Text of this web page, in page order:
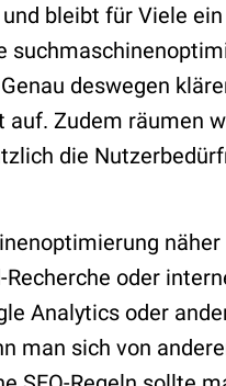
bleibt für Viele ein
deswegen
auf. Zudem räumen
die
näher
oder
Analytics oder
man sich von